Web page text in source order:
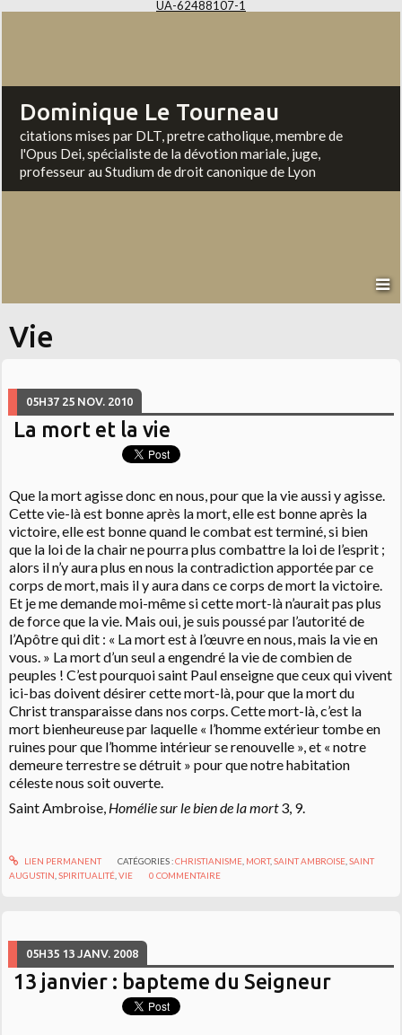
UA-62488107-1
Dominique Le Tourneau
citations mises par DLT, pretre catholique, membre de
l'Opus Dei, spécialiste de la dévotion mariale, juge,
professeur au Studium de droit canonique de Lyon
Vie
05H37 25 NOV. 2010
La mort et la vie
Que la mort agisse donc en nous, pour que la vie aussi y agisse.
Cette vie-là est bonne après la mort, elle est bonne après la
victoire, elle est bonne quand le combat est terminé, si bien
que la loi de la chair ne pourra plus combattre la loi de l’esprit ;
alors il n’y aura plus en nous la contradiction apportée par ce
corps de mort, mais il y aura dans ce corps de mort la victoire.
Et je me demande moi-même si cette mort-là n’aurait pas plus
de force que la vie. Mais oui, je suis poussé par l’autorité de
l’Apôtre qui dit : « La mort est à l’œuvre en nous, mais la vie en
vous. » La mort d’un seul a engendré la vie de combien de
peuples ! C’est pourquoi saint Paul enseigne que ceux qui vivent
ici-bas doivent désirer cette mort-là, pour que la mort du
Christ transparaisse dans nos corps. Cette mort-là, c’est la
mort bienheureuse par laquelle « l’homme extérieur tombe en
ruines pour que l’homme intérieur se renouvelle », et « notre
demeure terrestre se détruit » pour que notre habitation
céleste nous soit ouverte.
Saint Ambroise, Homélie sur le bien de la mort3, 9.
LIEN PERMANENT CATÉGORIES :CHRISTIANISME, MORT,SAINT AMBROISE, SAINT
AUGUSTIN ,SPIRITUALITÉ ,VIE 0 COMMENTAIRE
05H35 13 JANV. 2008
13 janvier : bapteme du Seigneur